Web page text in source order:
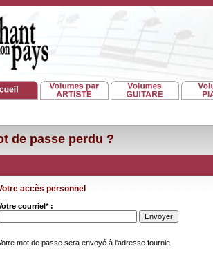
de passe perdu ?
accès personnel
courriel* :
mot de passe sera envoyé à l'adresse fournie.